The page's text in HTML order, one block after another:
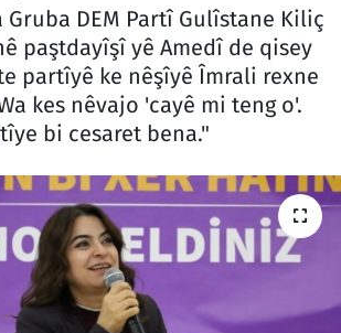
Gruba DEM Partî Gulîstane Kiliç
paştdayîşî yê Amedî de qisey
partîyê ke nêşîyê Îmrali rexne
kes nêvajo 'cayê mi teng o'.
bi cesaret bena."
Haberleri